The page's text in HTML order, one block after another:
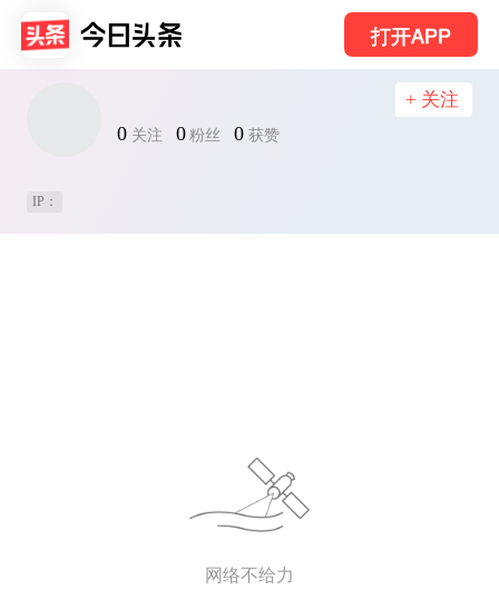
打开APP
0 关注 0 粉丝 0 获赞
+ 关注
IP：
网络不给力